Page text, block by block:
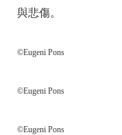
與悲傷。
©Eugeni Pons
©Eugeni Pons
©Eugeni Pons